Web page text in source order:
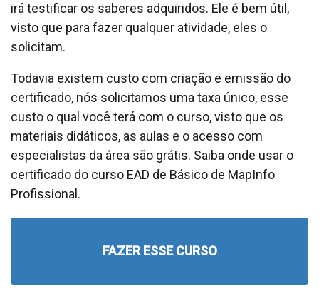
irá testificar os saberes adquiridos. Ele é bem útil,
visto que para fazer qualquer atividade, eles o
solicitam.
Todavia existem custo com criação e emissão do
certificado, nós solicitamos uma taxa único, esse
custo o qual você terá com o curso, visto que os
materiais didáticos, as aulas e o acesso com
especialistas da área são grátis. Saiba onde usar o
certificado do curso EAD de Básico de MapInfo
Profissional.
FAZER ESSE CURSO